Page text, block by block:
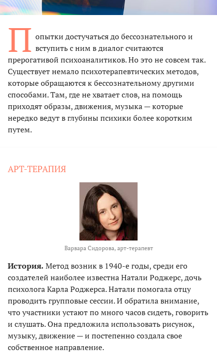
П опытки достучаться до бессознательного и
вступить с ним в диалог считаются
прерогативой психоаналитиков. Но это не совсем так.
Существует немало психотерапевтических методов,
которые обращаются к бессознательному другими
способами. Там, где не хватает слов, на помощь
приходят образы, движения, музыка — которые
нередко ведут в глубины психики более коротким
путем.
АРТ-ТЕРАПИЯ
Варвара Сидорова, арт-терапевт
История. Метод возник в 1940-е годы, среди его
создателей наиболее известна Натали Роджерс, дочь
психолога Карла Роджерса. Натали помогала отцу
проводить групповые сессии. И обратила внимание,
что участники устают по много часов сидеть, говорить
и слушать. Она предложила использовать рисунок,
музыку, движение — и постепенно создала свое
собственное направление.